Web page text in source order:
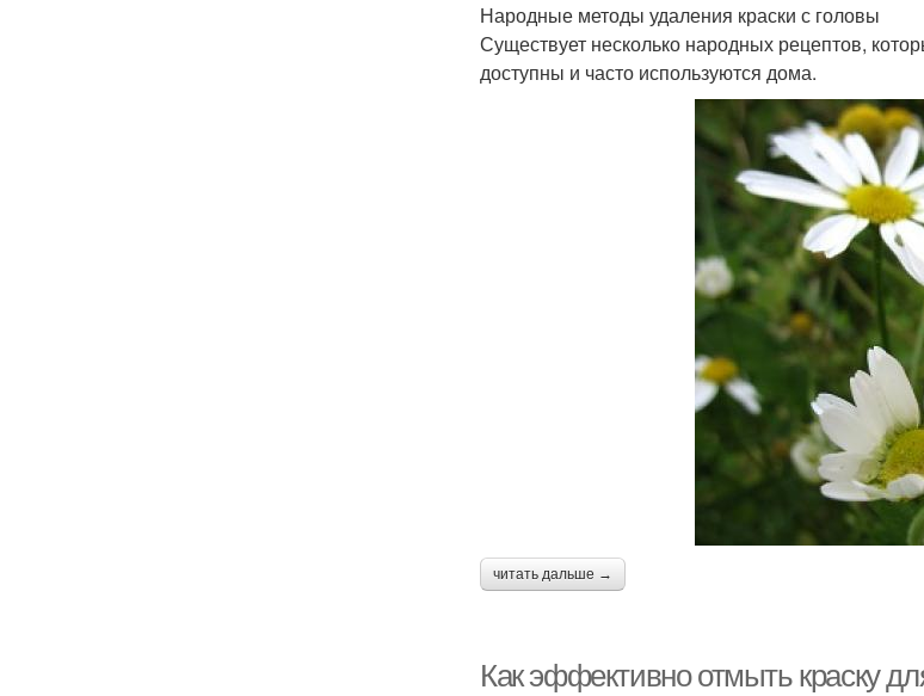
Народные методы удаления краски с головы
Существует несколько народных рецептов,
доступны и часто используются дома.
читать дальше →
Как эффективно отмыть краску